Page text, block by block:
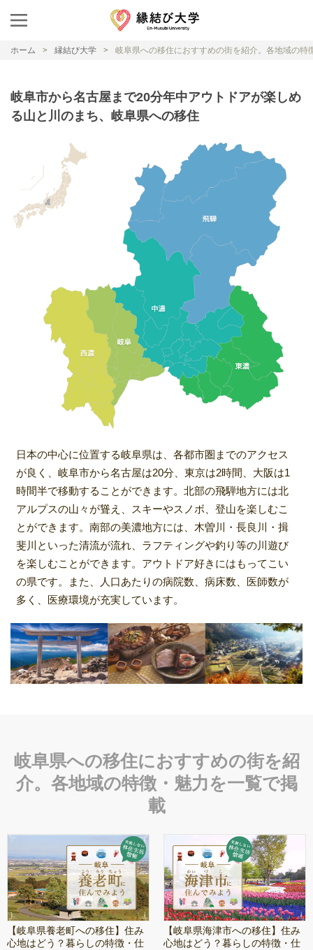
ホーム 縁結び大学 岐阜県への移住におすすめの街を紹介。各地域の特
岐阜市から名古屋まで20分年中アウトドアが楽しめ
る山と川のまち、岐阜県への移住
日本の中心に位置する岐阜県は、各都市圏までのアクセス
が良く、岐阜市から名古屋は20分、東京は2時間、大阪は1
時間半で移動することができます。北部の飛騨地方には北
アルプスの山々が聳え、スキーやスノボ、登山を楽しむこ
とができます。南部の美濃地方には、木曽川・長良川・揖
斐川といった清流が流れ、ラフティングや釣り等の川遊び
を楽しむことができます。アウトドア好きにはもってこい
の県です。また、人口あたりの病院数、病床数、医師数が
多く、医療環境が充実しています。
岐阜県への移住におすすめの街を紹
介。各地域の特徴・魅力を一覧で掲
載
【岐阜県養老町への移住】住み
心地はどう？暮らしの特徴・仕
【岐阜県海津市への移住】住み
心地はどう？暮らしの特徴・仕